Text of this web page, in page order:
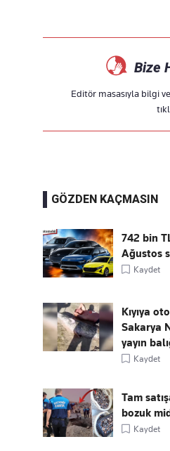
Bize
Editör masasıyla bilgi
GÖZDEN KAÇMASIN
742 bin
Ağustos
Kaydet
Kıyıya
Sakarya
yayın
Kaydet
Tam
bozuk
Kaydet